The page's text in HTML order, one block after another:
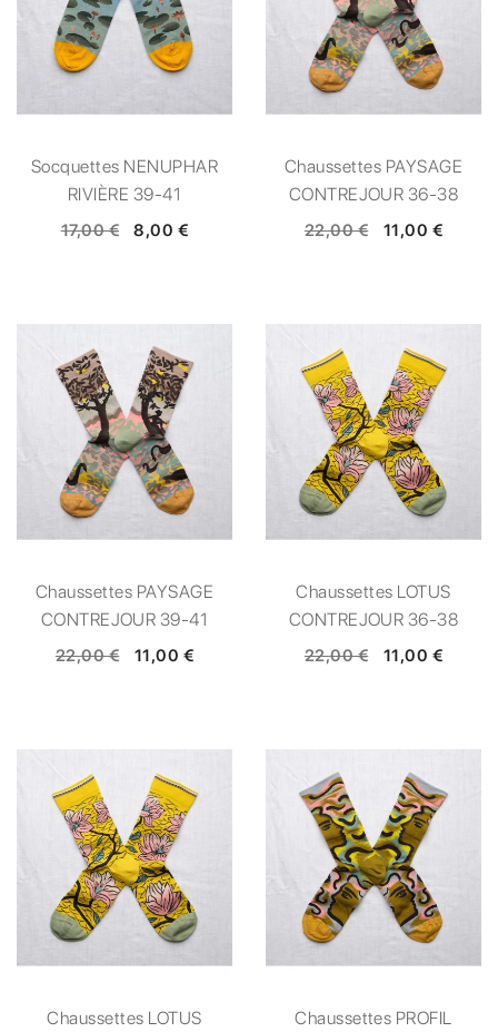
Socquettes NENUPHAR
RIVIÈRE 39-41
17,00 € 8,00 €
Chaussettes PAYSAGE
CONTREJOUR 36-38
22,00 € 11,00 €
Chaussettes PAYSAGE
CONTREJOUR 39-41
22,00 € 11,00 €
Chaussettes LOTUS
CONTREJOUR 36-38
22,00 € 11,00 €
Chaussettes LOTUS
Chaussettes PROFIL